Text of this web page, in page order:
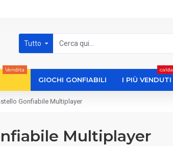
Tutto
Vendita
GIOCHI GONFIABILI I PIÙ VENDUTI
calda
Gonfiabile Multiplayer
Multiplayer